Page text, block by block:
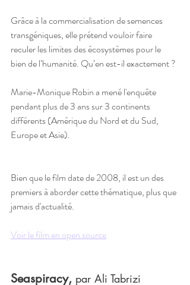
Grâce à la commercialisation de semences
transgéniques, elle prétend vouloir faire
reculer les limites des écosystèmes pour le
bien de l’humanité. Qu’en est-il exactement ?
Marie-Monique Robin a mené l'enquête
pendant plus de 3 ans sur 3 continents
différents (Amérique du Nord et du Sud,
Europe et Asie).
Bien que le film date de 2008, il est un des
premiers à aborder cette thématique, plus que
jamais d'actualité.
Voir le film en open source
Seaspiracy, par Ali Tabrizi